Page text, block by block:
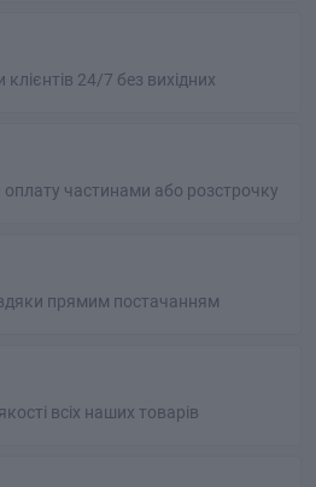
24/7 без вихідних
частинами або розстрочку
прямим постачанням
всіх наших товарів